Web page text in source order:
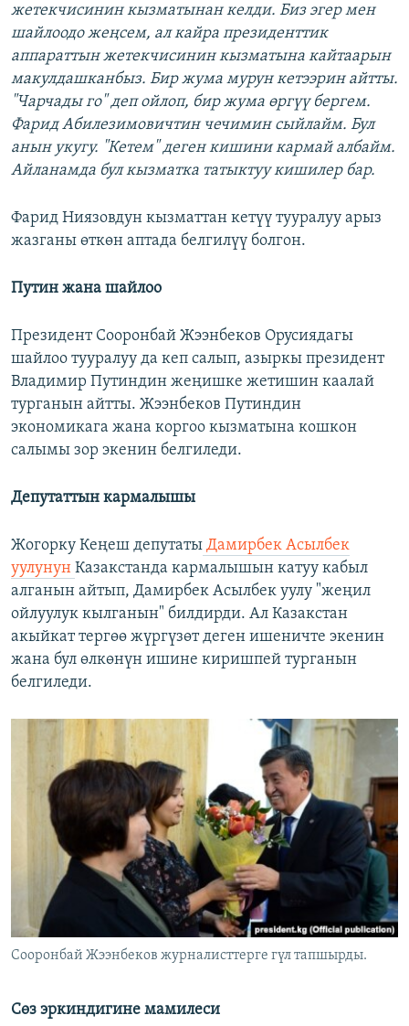
жетекчисинин кызматынан келди. Биз эгер мен
шайлоодо жеңсем, ал кайра президенттик
аппараттын жетекчисинин кызматына кайтаарын
макулдашканбыз. Бир жума мурун кетээрин айтты.
"Чарчады го" деп ойлоп, бир жума өргүү бергем.
Фарид Абилезимовичтин чечимин сыйлайм. Бул
анын укугу. "Кетем" деген кишини кармай албайм.
Айланамда бул кызматка татыктуу кишилер бар.
Фарид Ниязовдун кызматтан кетүү тууралуу арыз
жазганы өткөн аптада белгилүү болгон.
Путин жана шайлоо
Президент Сооронбай Жээнбеков Орусиядагы
шайлоо тууралуу да кеп салып, азыркы президент
Владимир Путиндин жеңишке жетишин каалай
турганын айтты. Жээнбеков Путиндин
экономикага жана коргоо кызматына кошкон
салымы зор экенин белгиледи.
Депутаттын кармалышы
Жогорку Кеңеш депутаты Дамирбек Асылбек
уулунун Казакстанда кармалышын катуу кабыл
алганын айтып, Дамирбек Асылбек уулу "жеңил
ойлуулук кылганын" билдирди. Ал Казакстан
акыйкат тергөө жүргүзөт деген ишеничте экенин
жана бул өлкөнүн ишине киришпей турганын
белгиледи.
Сооронбай Жээнбеков журналисттерге гүл тапшырды.
Сөз эркиндигине мамилеси